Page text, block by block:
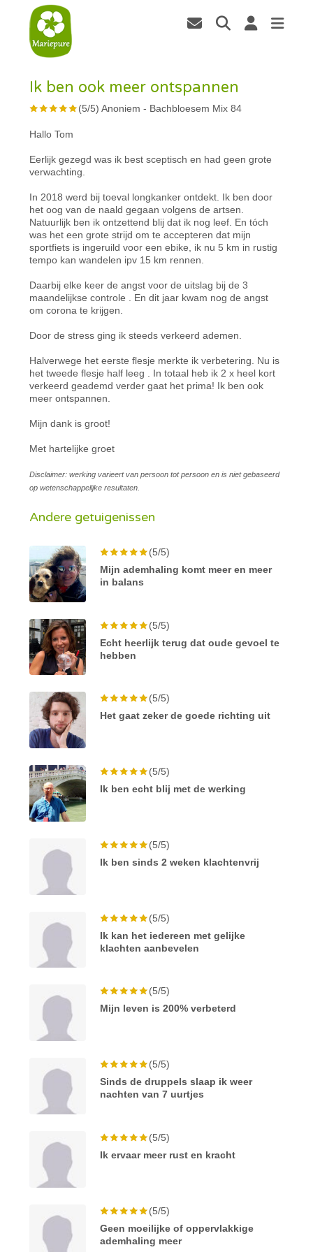
Ik ben ook meer ontspannen
(5/5)Anoniem - Bachbloesem Mix 84
Hallo Tom
Eerlijk gezegd was ik best sceptisch en had geen grote
verwachting.
In 2018 werd bij toeval longkanker ontdekt. Ik ben door
het oog van de naald gegaan volgens de artsen.
Natuurlijk ben ik ontzettend blij dat ik nog leef. En tóch
was het een grote strijd om te accepteren dat mijn
sportfiets is ingeruild voor een ebike, ik nu 5 km in rustig
tempo kan wandelen ipv 15 km rennen.
Daarbij elke keer de angst voor de uitslag bij de 3
maandelijkse controle . En dit jaar kwam nog de angst
om corona te krijgen.
Door de stress ging ik steeds verkeerd ademen.
Halverwege het eerste flesje merkte ik verbetering. Nu is
het tweede flesje half leeg . In totaal heb ik 2 x heel kort
verkeerd geademd verder gaat het prima! Ik ben ook
meer ontspannen.
Mijn dank is groot!
Met hartelijke groet
Disclaimer: werking varieert van persoon tot persoon en is niet gebaseerd
op wetenschappelijke resultaten.
Andere getuigenissen
(5/5)
Mijn ademhaling komt meer en meer
in balans
(5/5)
Echt heerlijk terug dat oude gevoel te
hebben
(5/5)
Het gaat zeker de goede richting uit
(5/5)
Ik ben echt blij met de werking
(5/5)
Ik ben sinds 2 weken klachtenvrij
(5/5)
Ik kan het iedereen met gelijke
klachten aanbevelen
(5/5)
Mijn leven is 200% verbeterd
(5/5)
Sinds de druppels slaap ik weer
nachten van 7 uurtjes
(5/5)
Ik ervaar meer rust en kracht
(5/5)
Geen moeilijke of oppervlakkige
ademhaling meer